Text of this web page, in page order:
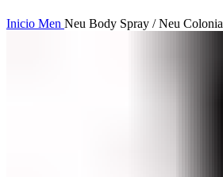
Inicio Men Neu Body Spray / Neu Colonia